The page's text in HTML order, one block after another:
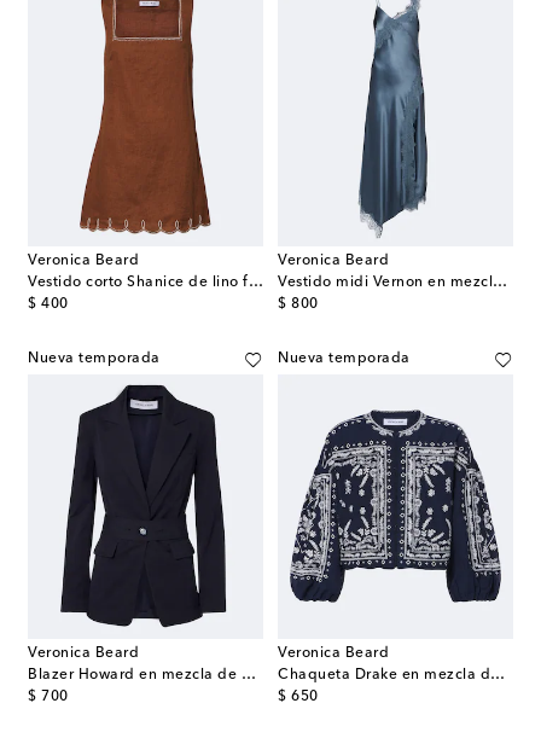
Veronica Beard
Vestido corto Shanice de lino festoneado
$ 400
original price
Veronica Beard
Vestido midi Vernon en mezcla de seda con encaje
$ 800
original price
Nueva temporada
Veronica Beard
Blazer Howard en mezcla de algodón con cinturón
$ 700
original price
Nueva temporada
Veronica Beard
Chaqueta Drake en mezcla de algodón bordada
$ 650
original price